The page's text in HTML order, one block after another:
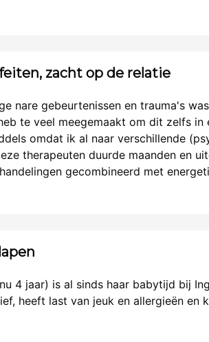
zacht op de relatie
nare gebeurtenissen en trauma's
te veel meegemaakt om dit zelfs in
omdat ik al naar verschillende
therapeuten duurde maanden en
gecombineerd met
4 jaar) is al sinds haar babytijd bij
heeft last van jeuk en allergieën en